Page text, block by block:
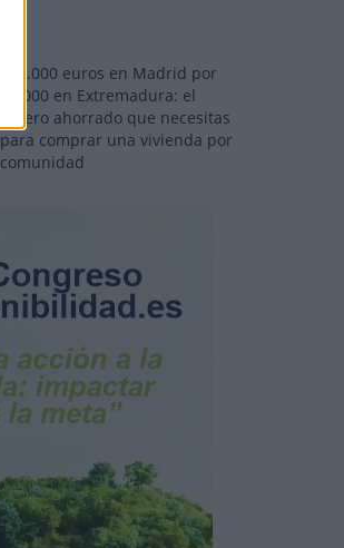
110.000 euros en Madrid por
31.000 en Extremadura: el
dinero ahorrado que necesitas
para comprar una vivienda por
comunidad